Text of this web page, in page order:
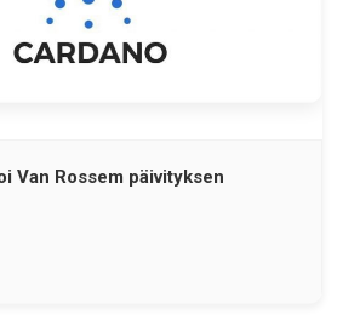
Van Rossem päivityksen